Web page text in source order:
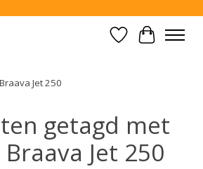
Verlanglijst
Jet 250
getagd met
Jet 250